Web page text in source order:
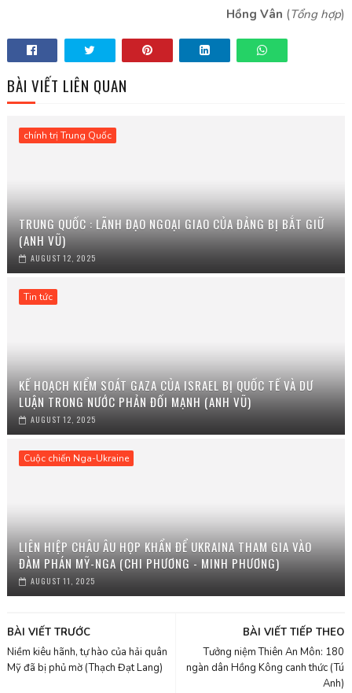
Hồng Vân (Tổng hợp)
BÀI VIẾT LIÊN QUAN
chính trị Trung Quốc
TRUNG QUỐC : LÃNH ĐẠO NGOẠI GIAO CỦA ĐẢNG BỊ BẮT GIỮ
(ANH VŨ)
AUGUST 12, 2025
Tin tức
KẾ HOẠCH KIỂM SOÁT GAZA CỦA ISRAEL BỊ QUỐC TẾ VÀ DƯ
LUẬN TRONG NƯỚC PHẢN ĐỐI MẠNH (ANH VŨ)
AUGUST 12, 2025
Cuộc chiến Nga-Ukraine
LIÊN HIỆP CHÂU ÂU HỌP KHẨN ĐỂ UKRAINA THAM GIA VÀO
ĐÀM PHÁN MỸ-NGA (CHI PHƯƠNG - MINH PHƯƠNG)
AUGUST 11, 2025
BÀI VIẾT TIẾP THEO
Tưởng niệm Thiên An Môn: 180
ngàn dân Hồng Kông canh thức (Tú
Anh)
BÀI VIẾT TRƯỚC
Niềm kiêu hãnh, tự hào của hải quân
Mỹ đã bị phủ mờ (Thạch Đạt Lang)